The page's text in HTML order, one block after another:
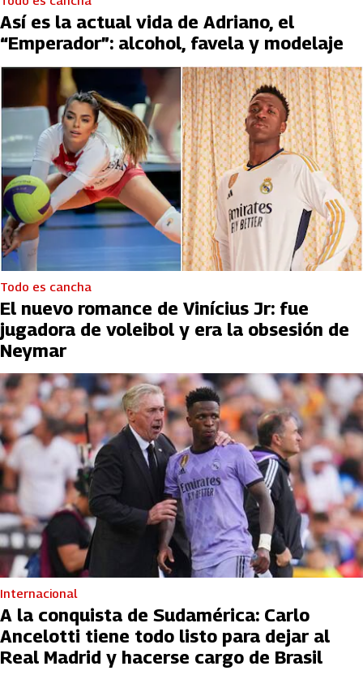
Así es la actual vida de Adriano, el
“Emperador”: alcohol, favela y modelaje
Todo es cancha
El nuevo romance de Vinícius Jr: fue
jugadora de voleibol y era la obsesión de
Neymar
Internacional
A la conquista de Sudamérica: Carlo
Ancelotti tiene todo listo para dejar al
Real Madrid y hacerse cargo de Brasil